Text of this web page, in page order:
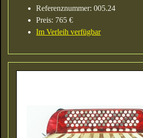
Referenznummer: 005.24
Preis: 765 €
Im Verleih verfügbar